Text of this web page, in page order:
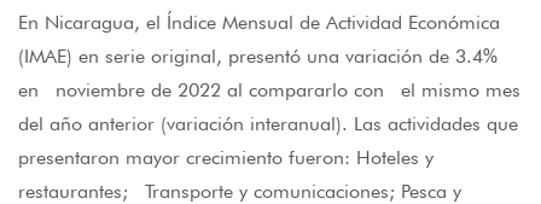
En Nicaragua, el Índice Mensual de Actividad Económica
(IMAE) en serie original, presentó una variación de 3.4%
en noviembre de 2022 al compararlo con el mismo mes
del año anterior (variación interanual). Las actividades que
presentaron mayor crecimiento fueron: Hoteles y
restaurantes; Transporte y comunicaciones; Pesca y